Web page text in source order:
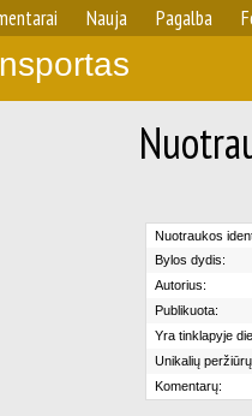
Nauja Pagalba
Nuotraukos
Bylos dydis:
Autorius:
Publikuota:
Yra tinklapyje
Unikalių
Komentarų: